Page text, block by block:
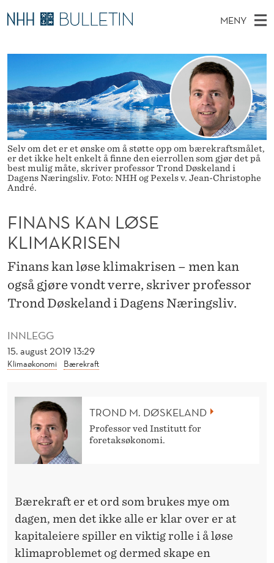
F
N
A
N
S
K
A
N
L
Ø
S
E
K
L
M
MENY
O
E
D
M
E
N
Y
Ø
E
T
T
S
T
E
D
E
T
Disputaser
Ekspertutvalg
Om Bulletin
Selv om det er et ønske om å støtte opp om bærekraftsmålet,
er det ikke helt enkelt å finne den eierrollen som gjør det på
best mulig måte, skriver professor Trond Døskeland i
Dagens Næringsliv. Foto: NHH og Pexels v. Jean-Christophe
André.
INNLEGG
15. august 2019 13:29
Klimaøkonomi Bærekraft
FINANS KAN LØSE
KLIMAKRISEN
Finans kan løse klimakrisen – men kan
også gjøre vondt verre, skriver professor
Trond Døskeland i Dagens Næringsliv.
TROND M. DØSKELAND
Professor ved Institutt for
foretaksøkonomi.
Bærekraft er et ord som brukes mye om
dagen, men det ikke alle er klar over er at
kapitaleiere spiller en viktig rolle i å løse
klimaproblemet og dermed skape en